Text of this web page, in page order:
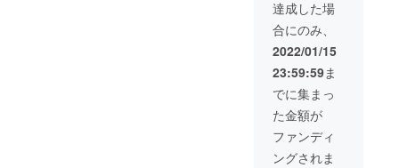
ニシャ
ル及び
ニック
ネーム
可） ※
住所及
び連絡
先も記
載する
場合
は、当
権の付
与 →
権利履
行期
間：リ
リース
日より1
年間
※ 備考
欄に
て、学
パート
ナー
様」と
して、
学校
名・会
社名を
掲載さ
せてい
ただき
ます。
達成した場
合にのみ、
2022/01/15
23:59:59ま
でに集まっ
た金額が
ファンディ
ングされま